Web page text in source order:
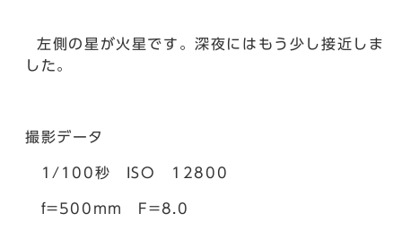
左側の星が火星です。深夜にはもう少し接近しま
した。
撮影データ
1/100秒 ISO 12800
f=500mm F=8.0